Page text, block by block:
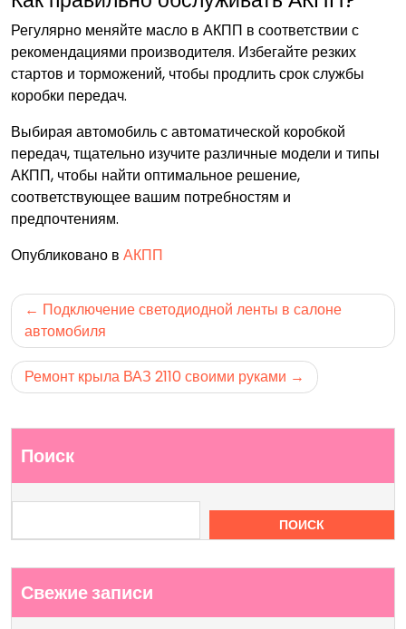
Регулярно меняйте масло в АКПП в соответствии с
рекомендациями производителя. Избегайте резких
стартов и торможений, чтобы продлить срок службы
коробки передач.
Выбирая автомобиль с автоматической коробкой
передач, тщательно изучите различные модели и типы
АКПП, чтобы найти оптимальное решение,
соответствующее вашим потребностям и
предпочтениям.
Опубликовано в АКПП
Навигация
по
записям
Подключение светодиодной ленты в салоне
автомобиля
Ремонт крыла ВАЗ 2110 своими руками
Поиск
ПОИСК
Свежие записи